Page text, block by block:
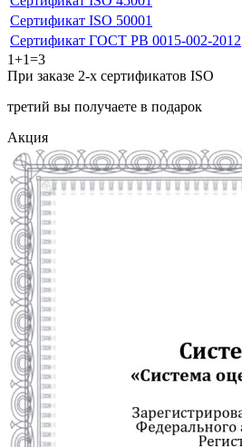
Сертификат ISO 50001
Сертификат ГОСТ РВ 0015-002-2012
1+1=3
При заказе 2-х сертификатов ISO
третий вы получаете в подарок
Акция